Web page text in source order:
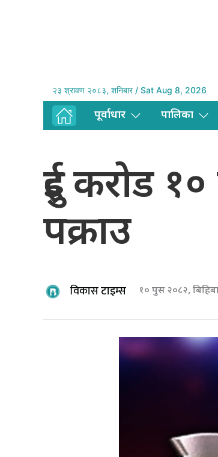
२३ श्रावण २०८३, शनिबार / Sat Aug 8, 2026
पूर्वाधार पालिका
दुई करोड
पक्राउ
विकास टाइम्स १० पुस २०८२,